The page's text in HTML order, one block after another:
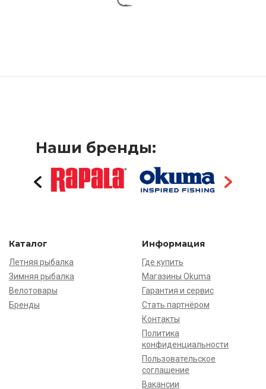
Наши бренды:
Каталог
Летняя рыбалка
Зимняя рыбалка
Велотовары
Бренды
Информация
Где купить
Магазины Okuma
Гарантия и сервис
Стать партнёром
Контакты
Политика
конфиденциальности
Пользовательское
соглашение
Вакансии